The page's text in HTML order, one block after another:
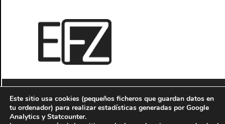
© 2010-2016Antonio J. Perez Servicios informáticos y
fotográficos-AJP Fotografía
Este sitio usa cookies (pequeños ficheros que guardan datos en
tu ordenador) para realizar estadísticas generadas por Google
Analytics y Statcounter.